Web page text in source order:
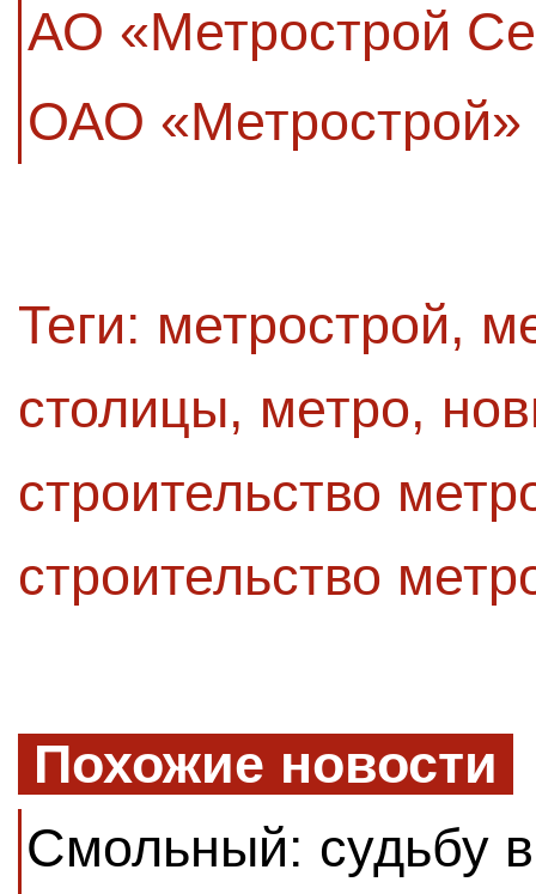
АО «Метрострой
ОАО «Метрострой»
Теги: метрострой,
столицы, метро,
строительство
строительство
Похожие новости
Смольный: судьбу